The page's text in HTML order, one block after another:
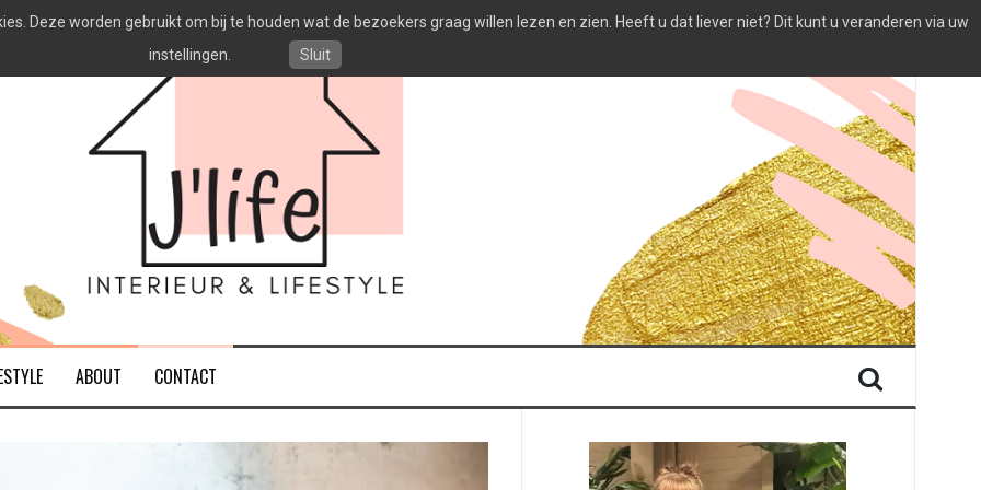
ABOUT CONTACT
Deze worden gebruikt om bij te houden wat de bezoekers graag willen lezen en zien. Heeft u dat liever niet? Dit kunt u veranderen via uw
instellingen.
Sluit